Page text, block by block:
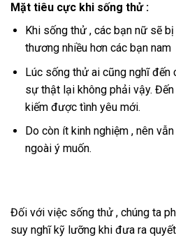
Mặt tiêu cực khi sống thử :
Khi sống thử , các bạn nữ sẽ
thương nhiều hơn các bạn nam
Lúc sống thử ai cũng nghĩ đến
sự thật lại không phải vậy.
kiếm được tình yêu mới.
Do còn ít kinh nghiệm , nên
ngoài ý muốn.
Đối với việc sống thử , chúng ta
suy nghĩ kỹ lưỡng khi đưa ra